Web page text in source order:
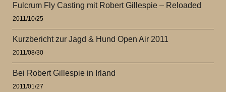
Fulcrum Fly Casting mit Robert Gillespie – Reloaded
2011/10/25
Kurzbericht zur Jagd & Hund Open Air 2011
2011/08/30
Bei Robert Gillespie in Irland
2011/01/27